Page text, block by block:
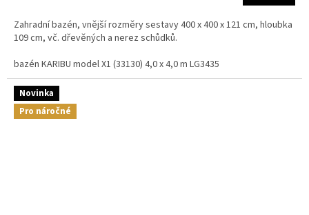
Zahradní bazén, vnější rozměry sestavy 400 x 400 x 121 cm, hloubka
109 cm, vč. dřevěných a nerez schůdků.
bazén KARIBU model X1 (33130) 4,0 x 4,0 m LG3435
Novinka
Pro náročné